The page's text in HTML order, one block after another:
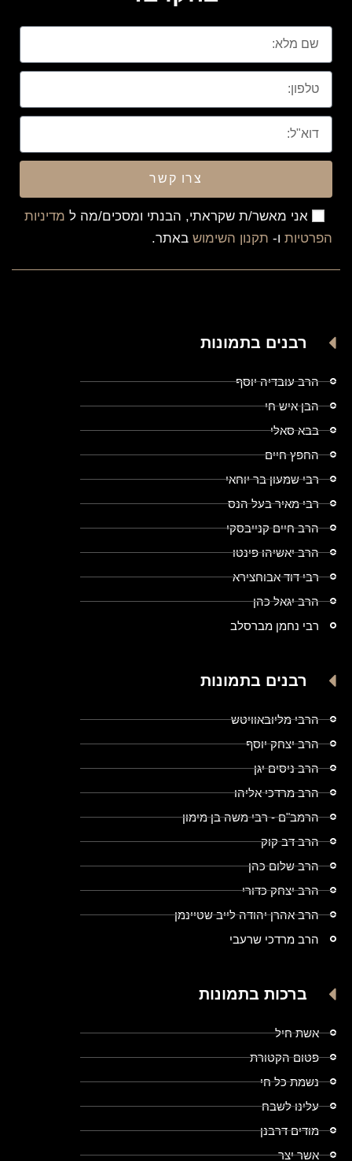
אני מאשר/ת שקראתי, הבנתי ומסכים/מה ל מדיניות
הפרטיות ו- תקנון השימוש באתר.
צרו קשר
רבנים בתמונות
הרב עובדיה יוסף
הבן איש חי
בבא סאלי
החפץ חיים
רבי שמעון בר יוחאי
רבי מאיר בעל הנס
הרב חיים קנייבסקי
הרב יאשיהו פינטו
רבי דוד אבוחצירא
הרב יגאל כהן
רבי נחמן מברסלב
רבנים בתמונות
הרבי מליובאוויטש
הרב יצחק יוסף
הרב ניסים יגן
הרב מרדכי אליהו
הרמב"ם - רבי משה בן מימון
הרב דב קוק
הרב שלום כהן
הרב יצחק כדורי
הרב אהרן יהודה לייב שטיינמן
הרב מרדכי שרעבי
ברכות בתמונות
אשת חיל
פטום הקטורת
נשמת כל חי
עלינו לשבח
מודים דרבנן
אשר יצר